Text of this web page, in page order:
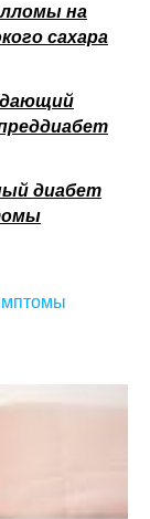
на
сахара
диабет